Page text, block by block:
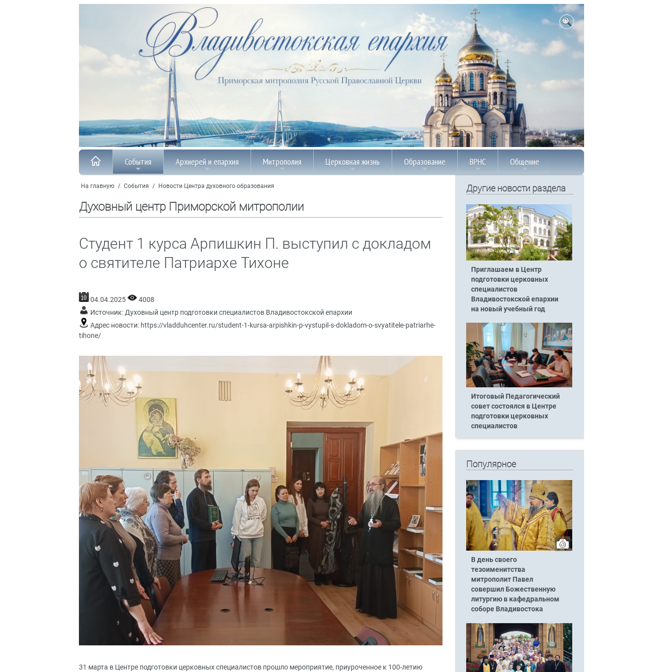
События Архиерей и епархия Митрополия Церковная жизнь Образование ВРНС Общение
На главную / События / Новости Центра духовного образования
Духовный центр Приморской митрополии
Студент 1 курса Арпишкин П. выступил с докладом
о святителе Патриархе Тихоне
04.04.2025
4008
Источник:Духовный центр подготовки специалистов Владивостокской епархии
Адрес новости: https://vladduhcenter.ru/student-1-kursa-arpishkin-p-vystupil-s-dokladom-o-svyatitele-patriarhe-
tihone/
31 марта в Центре подготовки церковных специалистов прошло мероприятие, приуроченное к 100-летию
Другие новости раздела
Приглашаем в Центр
подготовки церковных
специалистов
Владивостокской епархии
на новый учебный год
Итоговый Педагогический
совет состоялся в Центре
подготовки церковных
специалистов
Популярное
В день своего
тезоименитства
митрополит Павел
совершил Божественную
литургию в кафедральном
соборе Владивостока